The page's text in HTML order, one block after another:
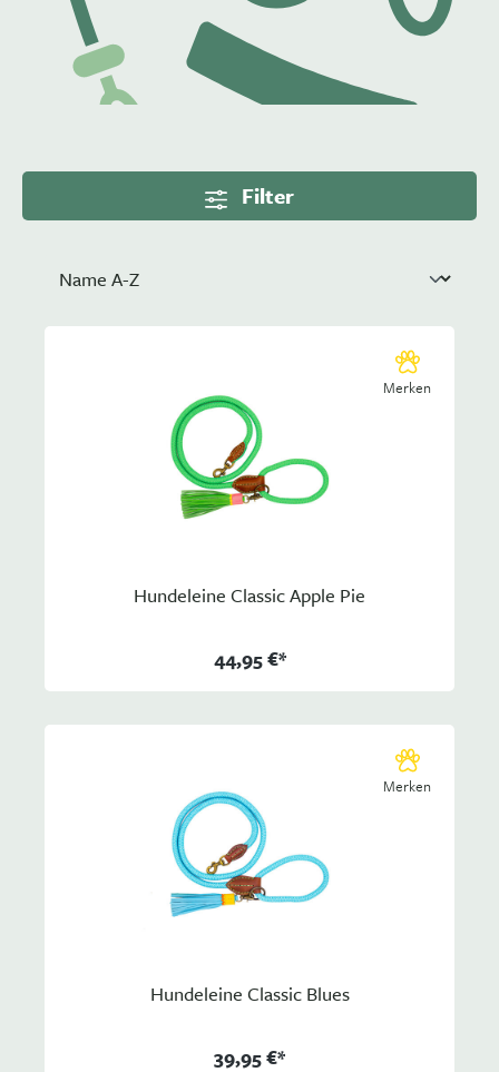
Filter
Merken
Hundeleine Classic Apple Pie
44,95 €*
Merken
Hundeleine Classic Blues
39,95 €*